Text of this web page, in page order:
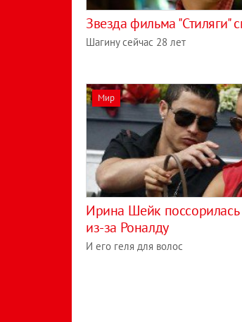
Звезда фильма "Стиляги"
Шагину сейчас 28 лет
Мир
Ирина Шейк поссорилась
из-за Роналду
И его геля для волос